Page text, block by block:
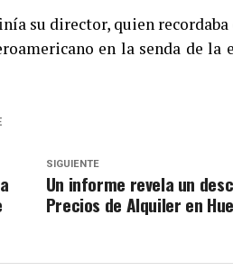
su director, quien
en la senda de la
SIGUIENTE
Un informe revela un
Precios de Alquiler en